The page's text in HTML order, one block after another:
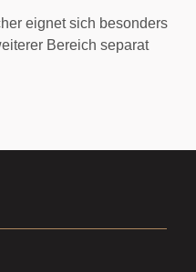
eignet sich besonders
Bereich separat